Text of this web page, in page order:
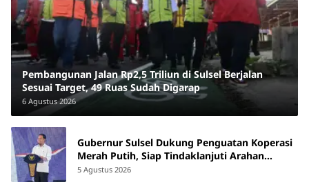
Pembangunan Jalan Rp2,5 Triliun di Sulsel Berjalan
Sesuai Target, 49 Ruas Sudah Digarap
6 Agustus 2026
Gubernur Sulsel Dukung Penguatan Koperasi
Merah Putih, Siap Tindaklanjuti Arahan
Pemerintah Pusat
5 Agustus 2026